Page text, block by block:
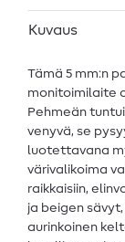
Kuvaus
Tämä 5 mm:n
monitoimilaite
Pehmeän
venyvä, se
luotettavana
värivalikoima
raikkaisiin,
ja beigen sävyt,
aurinkoinen